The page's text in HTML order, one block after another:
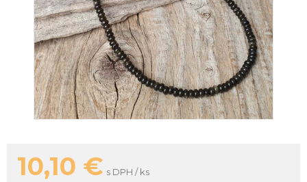
10,10 € s DPH / ks